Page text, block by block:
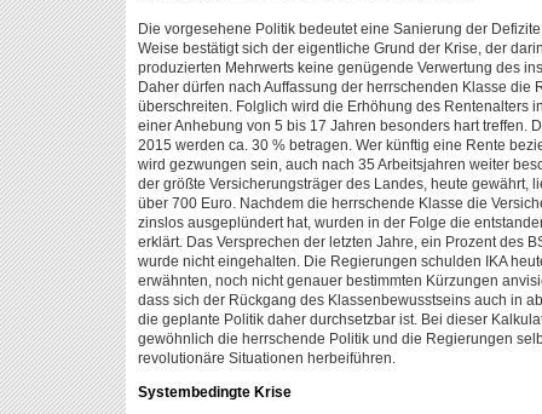
Die vorgesehene Politik bedeutet eine Sanierung der
Weise bestätigt sich der eigentliche Grund der Krise, der
produzierten Mehrwerts keine genügende Verwertung des
Daher dürfen nach Auffassung der herrschenden Klasse die
überschreiten. Folglich wird die Erhöhung des Rentenalters
einer Anhebung von 5 bis 17 Jahren besonders hart treffen.
2015 werden ca. 30 % betragen. Wer künftig eine Rente
wird gezwungen sein, auch nach 35 Arbeitsjahren weiter
der größte Versicherungsträger des Landes, heute gewährt,
über 700 Euro. Nachdem die herrschende Klasse die
zinslos ausgeplündert hat, wurden in der Folge die
erklärt. Das Versprechen der letzten Jahre, ein Prozent des
wurde nicht eingehalten. Die Regierungen schulden IKA
erwähnten, noch nicht genauer bestimmten Kürzungen
dass sich der Rückgang des Klassenbewusstseins auch in
die geplante Politik daher durchsetzbar ist. Bei dieser
gewöhnlich die herrschende Politik und die Regierungen
revolutionäre Situationen herbeiführen.
Systembedingte Krise